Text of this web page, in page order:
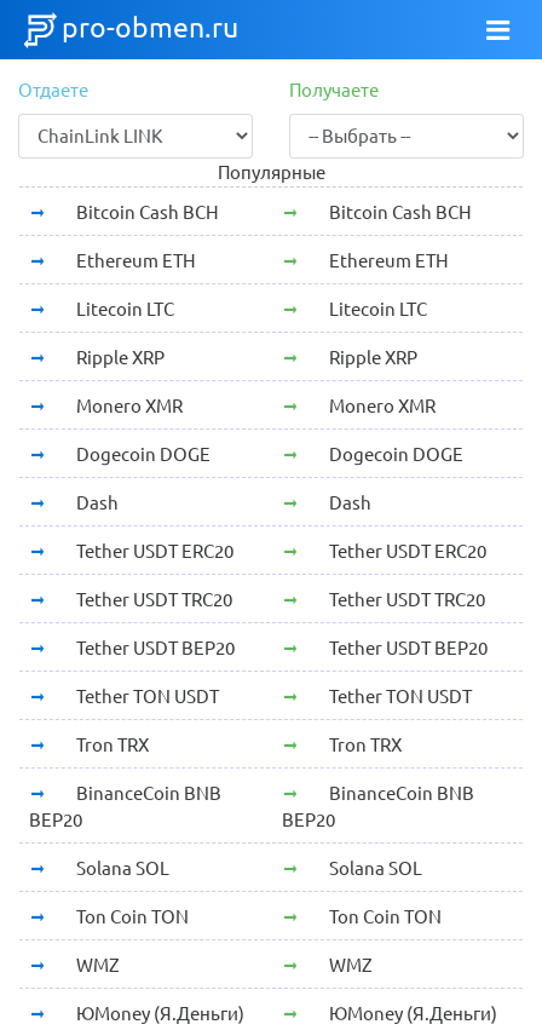
pro-obmen.ru
Отдаете Получаете
Популярные
Bitcoin Cash BCH
Bitcoin Cash BCH
Ethereum ETH Ethereum ETH
Litecoin LTC Litecoin LTC
Ripple XRP Ripple XRP
Monero XMR Monero XMR
Dogecoin DOGE Dogecoin DOGE
Dash Dash
Tether USDT ERC20 Tether USDT ERC20
Tether USDT TRC20 Tether USDT TRC20
Tether USDT BEP20 Tether USDT BEP20
Tether TON USDT Tether TON USDT
Tron TRX Tron TRX
BinanceCoin BNB
BEP20
BinanceCoin BNB
BEP20
Solana SOL Solana SOL
Ton Coin TON Ton Coin TON
WMZ WMZ
ЮMoney (Я.Деньги) ЮMoney (Я.Деньги)